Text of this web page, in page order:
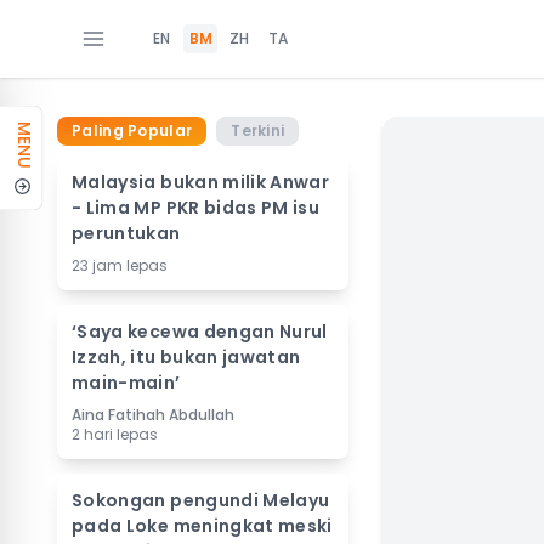
EN BM ZH TA
MENU Paling Popular Terkini
Malaysia bukan milik Anwar
- Lima MP PKR bidas PM isu
peruntukan
23 jam lepas
‘Saya kecewa dengan Nurul
Izzah, itu bukan jawatan
main-main’
Aina Fatihah Abdullah
2 hari lepas
Sokongan pengundi Melayu
pada Loke meningkat meski